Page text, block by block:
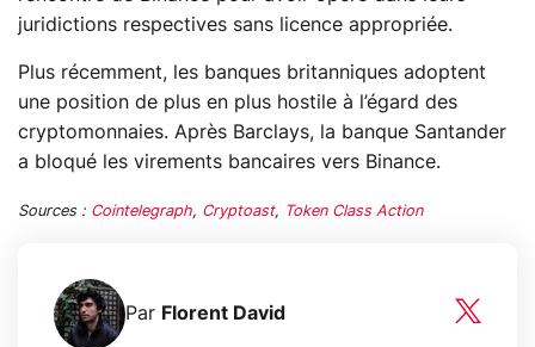
juridictions respectives sans licence appropriée.
Plus récemment, les banques britanniques adoptent
une position de plus en plus hostile à l’égard des
cryptomonnaies. Après Barclays, la banque Santander
a bloqué les virements bancaires vers Binance.
Sources : Cointelegraph, Cryptoast, Token Class Action
Par Florent David